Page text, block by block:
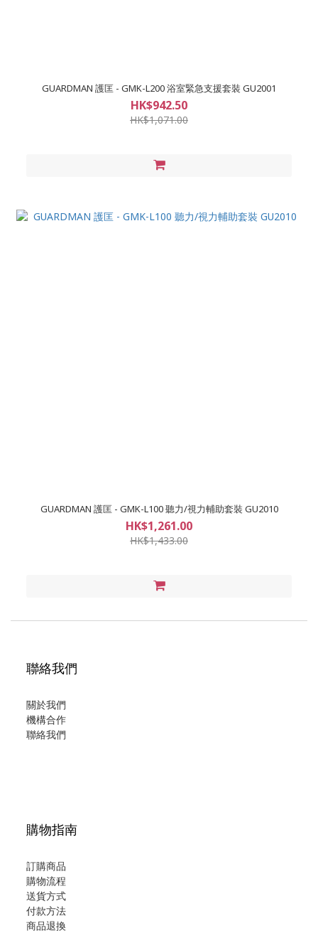
GUARDMAN 護匡 - GMK-L200 浴室緊急支援套裝 GU2001
HK$942.50
HK$1,071.00
GUARDMAN 護匡 - GMK-L100 聽力/視力輔助套裝 GU2010
HK$1,261.00
HK$1,433.00
聯絡我們
關於我們
機構合作
聯絡我們
購物指南
訂購商品
購物流程
送貨方式
付款方法
商品退換